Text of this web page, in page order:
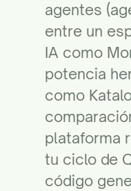
agentes
entre un
IA como
potencia
como
plataforma
tu ciclo de
código